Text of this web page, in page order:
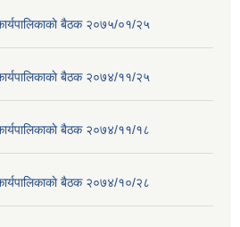
बैठक २०७५/०१/२५
बैठक २०७४/११/२५
बैठक २०७४/११/१८
बैठक २०७४/१०/२८